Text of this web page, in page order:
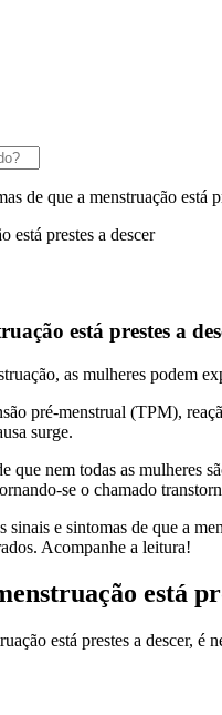
de que a menstruação está
está prestes a
as mulheres podem
pré-menstrual (TPM),
surge.
que nem todas as mulheres
se o chamado
sinais e sintomas de que a
Acompanhe a leitura!
está
está prestes a descer, é